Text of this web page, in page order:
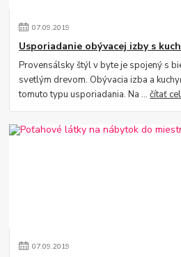
07.09.2019
Usporiadanie obývacej izby s
Provensálsky štýl v byte je spojený s
svetlým drevom. Obývacia izba a
tomuto typu usporiadania. Na ...čítať
07.09.2019